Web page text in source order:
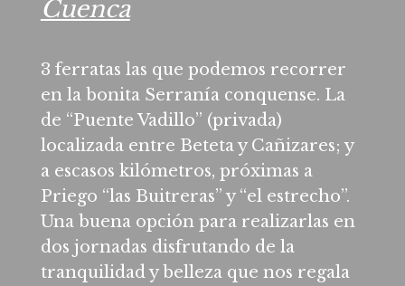
Cuenca
3 ferratas las que podemos recorrer
en la bonita Serranía conquense. La
de “Puente Vadillo” (privada)
localizada entre Beteta y Cañizares; y
a escasos kilómetros, próximas a
Priego “las Buitreras” y “el estrecho”.
Una buena opción para realizarlas en
dos jornadas disfrutando de la
tranquilidad y belleza que nos regala